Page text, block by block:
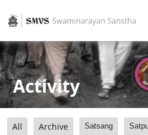
Activity
All Archive Satsang